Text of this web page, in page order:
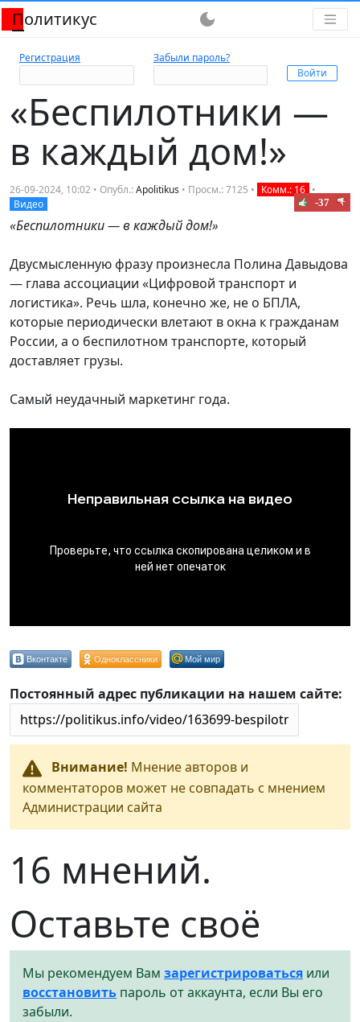
Политикус dark_mode
Регистрация Забыли пароль?
«Беспилотники —
в каждый дом!»
26-09-2024, 10:02 • Опубл.:Apolitikus • Просм.: 7125 • Комм.: 16 •
Видео
-37
«Беспилотники — в каждый дом!»
Двусмысленную фразу произнесла Полина Давыдова
— глава ассоциации «Цифровой транспорт и
логистика». Речь шла, конечно же, не о БПЛА,
которые периодически влетают в окна к гражданам
России, а о беспилотном транспорте, который
доставляет грузы.
Самый неудачный маркетинг года.
Вконтакте Одноклассники Мой мир
Постоянный адрес публикации на нашем сайте:
Внимание! Мнение авторов и
комментаторов может не совпадать с мнением
Администрации сайта
16 мнений.
Оставьте своё
Мы рекомендуем Вам зарегистрироваться или
восстановить пароль от аккаунта, если Вы его
забыли.